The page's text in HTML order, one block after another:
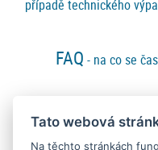
případě technického
FAQ - na co se
Tato webová
Na těchto stránkách